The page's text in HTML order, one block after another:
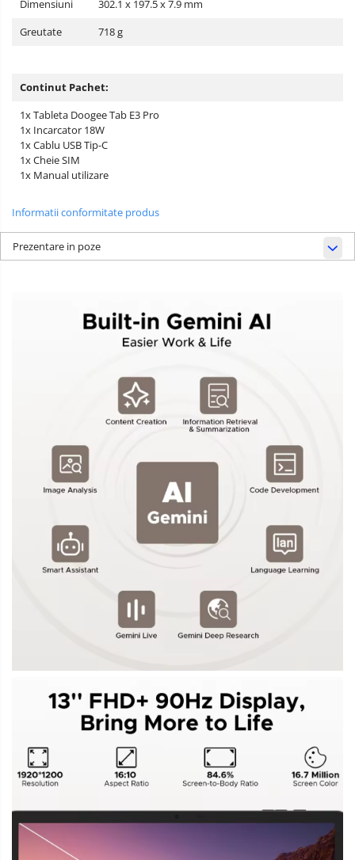
Dimensiuni
302.1 x 197.5 x 7.9 mm
Greutate
718 g
Continut Pachet:
1x Tableta Doogee Tab E3 Pro
1x Incarcator 18W
1x Cablu USB Tip-C
1x Cheie SIM
1x Manual utilizare
Informatii conformitate produs
Prezentare in poze